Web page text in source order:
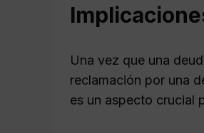
Una vez que una
reclamación por una
es un aspecto crucial